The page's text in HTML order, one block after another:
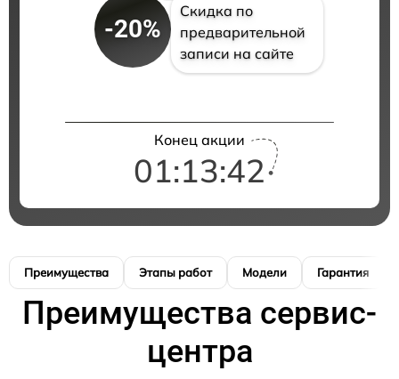
-20%
Скидка по
предварительной
записи на сайте
Конец акции
01:13:41
Преимущества Этапы работ Модели Гарантия
Преимущества сервис-
центра